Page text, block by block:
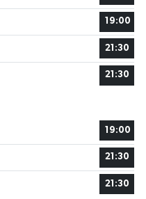
19:00
21:30
21:30
19:00
21:30
21:30